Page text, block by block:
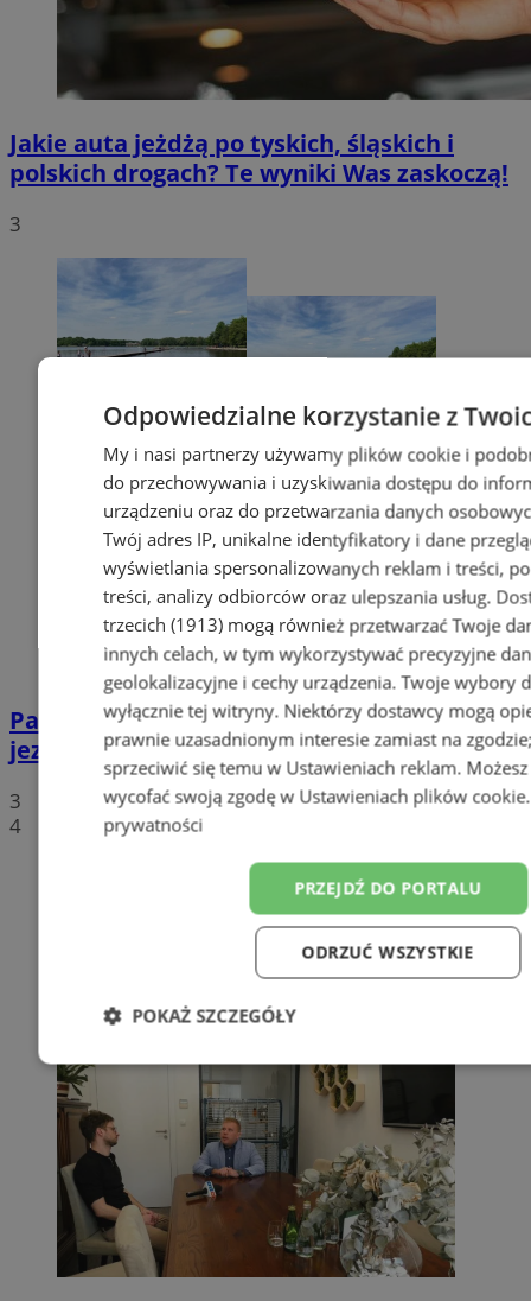
Jakie auta jeżdżą po tyskich, śląskich i
polskich drogach? Te wyniki Was zaskoczą!
3
Paprocany: 23-letni mężczyzna utopił się w
jeziorze
3
4
Odpowiedzialne korzystanie z
My i nasi partnerzy używamy plików cookie i
do przechowywania i uzyskiwania dostępu do
urządzeniu oraz do przetwarzania danych
Twój adres IP, unikalne identyfikatory i dane
wyświetlania spersonalizowanych reklam i treści,
treści, analizy odbiorców oraz ulepszania usług.
trzecich (1913) mogą również przetwarzać Twoje
innych celach, w tym wykorzystywać precyzyjne
geolokalizacyjne i cechy urządzenia. Twoje wybory
wyłącznie tej witryny. Niektórzy dostawcy mogą
prawnie uzasadnionym interesie zamiast na
sprzeciwić się temu w Ustawieniach reklam.
wycofać swoją zgodę w Ustawieniach plików cookie
prywatności
PRZEJDŹ DO PORTALU
ODRZUĆ WSZYSTKIE
POKAŻ SZCZEGÓŁY
Niezbędne Wydajność Targetowanie
Niesklasyfikowane